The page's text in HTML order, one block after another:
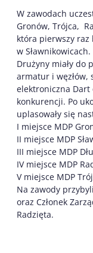
W zawodach
Gronów, Trójca,
która pierwszy raz
w Sławnikowicach.
Drużyny miały do
armatur i węzłów,
elektroniczna Dart
konkurencji. Po
uplasowały się
I miejsce MDP
II miejsce MDP
III miejsce MDP
IV miejsce MDP
V miejsce MDP
Na zawody
oraz Członek
Radzięta.